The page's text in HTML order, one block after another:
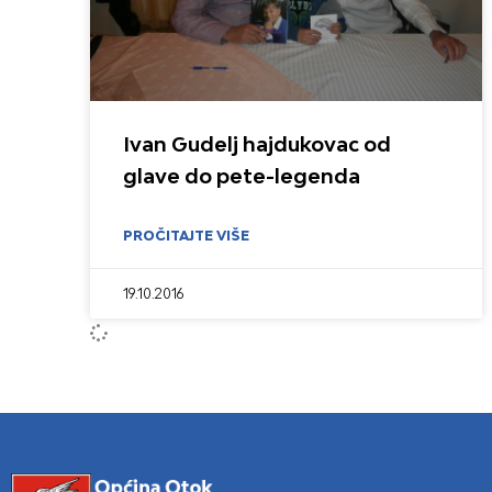
Ivan Gudelj hajdukovac od
glave do pete-legenda
PROČITAJTE VIŠE
19.10.2016